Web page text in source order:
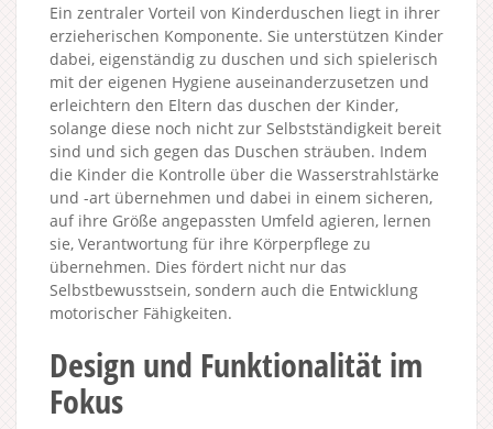
Ein zentraler Vorteil von Kinderduschen liegt in ihrer
erzieherischen Komponente. Sie unterstützen Kinder
dabei, eigenständig zu duschen und sich spielerisch
mit der eigenen Hygiene auseinanderzusetzen und
erleichtern den Eltern das duschen der Kinder,
solange diese noch nicht zur Selbstständigkeit bereit
sind und sich gegen das Duschen sträuben. Indem
die Kinder die Kontrolle über die Wasserstrahlstärke
und -art übernehmen und dabei in einem sicheren,
auf ihre Größe angepassten Umfeld agieren, lernen
sie, Verantwortung für ihre Körperpflege zu
übernehmen. Dies fördert nicht nur das
Selbstbewusstsein, sondern auch die Entwicklung
motorischer Fähigkeiten.
Design und Funktionalität im
Fokus